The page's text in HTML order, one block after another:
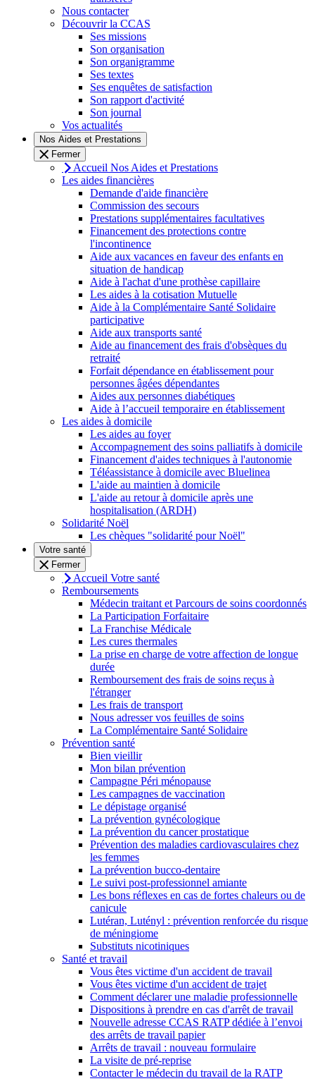
Nous contacter
Découvrir la CCAS
Ses missions
Son organisation
Son organigramme
Ses textes
Ses enquêtes de satisfaction
Son rapport d'activité
Son journal
Vos actualités
Nos Aides et Prestations
Fermer
Accueil Nos Aides et Prestations
Les aides financières
Demande d'aide financière
Commission des secours
Prestations supplémentaires facultatives
Financement des protections contre
l'incontinence
Aide aux vacances en faveur des enfants en
situation de handicap
Aide à l'achat d'une prothèse capillaire
Les aides à la cotisation Mutuelle
Aide à la Complémentaire Santé Solidaire
participative
Aide aux transports santé
Aide au financement des frais d'obsèques du
retraité
Forfait dépendance en établissement pour
personnes âgées dépendantes
Aides aux personnes diabétiques
Aide à l’accueil temporaire en établissement
Les aides à domicile
Les aides au foyer
Accompagnement des soins palliatifs à domicile
Financement d'aides techniques à l'autonomie
Téléassistance à domicile avec Bluelinea
L'aide au maintien à domicile
L'aide au retour à domicile après une
hospitalisation (ARDH)
Solidarité Noël
Les chèques "solidarité pour Noël"
Votre santé
Fermer
Accueil Votre santé
Remboursements
Médecin traitant et Parcours de soins coordonnés
La Participation Forfaitaire
La Franchise Médicale
Les cures thermales
La prise en charge de votre affection de longue
durée
Remboursement des frais de soins reçus à
l'étranger
Les frais de transport
Nous adresser vos feuilles de soins
La Complémentaire Santé Solidaire
Prévention santé
Bien vieillir
Mon bilan prévention
Campagne Péri ménopause
Les campagnes de vaccination
Le dépistage organisé
La prévention gynécologique
La prévention du cancer prostatique
Prévention des maladies cardiovasculaires chez
les femmes
La prévention bucco-dentaire
Le suivi post-professionnel amiante
Les bons réflexes en cas de fortes chaleurs ou de
canicule
Lutéran, Lutényl : prévention renforcée du risque
de méningiome
Substituts nicotiniques
Santé et travail
Vous êtes victime d'un accident de travail
Vous êtes victime d'un accident de trajet
Comment déclarer une maladie professionnelle
Dispositions à prendre en cas d'arrêt de travail
Nouvelle adresse CCAS RATP dédiée à l’envoi
des arrêts de travail papier
Arrêts de travail : nouveau formulaire
La visite de pré-reprise
Contacter le médecin du travail de la RATP